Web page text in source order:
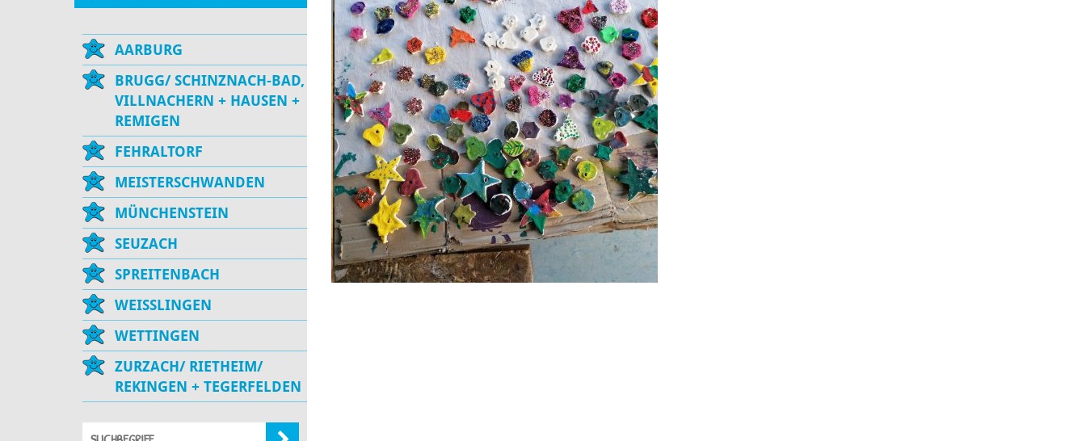
AARBURG
BRUGG/ SCHINZNACH-BAD,
VILLNACHERN + HAUSEN +
REMIGEN
FEHRALTORF
MEISTERSCHWANDEN
MÜNCHENSTEIN
SEUZACH
SPREITENBACH
WEISSLINGEN
WETTINGEN
ZURZACH/ RIETHEIM/
REKINGEN + TEGERFELDEN